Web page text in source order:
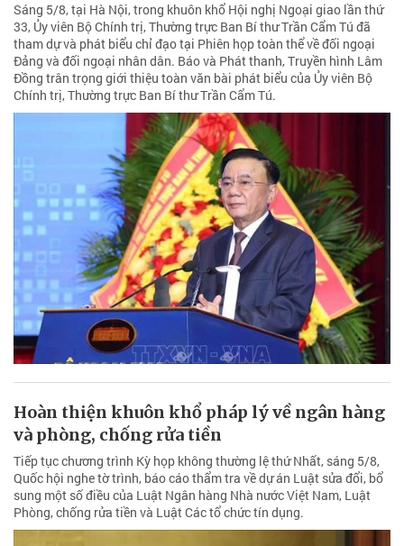
Sáng 5/8, tại Hà Nội, trong khuôn khổ Hội nghị Ngoại giao lần thứ
33, Ủy viên Bộ Chính trị, Thường trực Ban Bí thư Trần Cẩm Tú đã
tham dự và phát biểu chỉ đạo tại Phiên họp toàn thể về đối ngoại
Đảng và đối ngoại nhân dân. Báo và Phát thanh, Truyền hình Lâm
Đồng trân trọng giới thiệu toàn văn bài phát biểu của Ủy viên Bộ
Chính trị, Thường trực Ban Bí thư Trần Cẩm Tú.
Hoàn thiện khuôn khổ pháp lý về ngân hàng
và phòng, chống rửa tiền
Tiếp tục chương trình Kỳ họp không thường lệ thứ Nhất, sáng 5/8,
Quốc hội nghe tờ trình, báo cáo thẩm tra về dự án Luật sửa đổi, bổ
sung một số điều của Luật Ngân hàng Nhà nước Việt Nam, Luật
Phòng, chống rửa tiền và Luật Các tổ chức tín dụng.